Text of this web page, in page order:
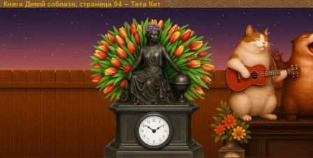
Книга Дикий соблазн, страница 94 – Тата Кит